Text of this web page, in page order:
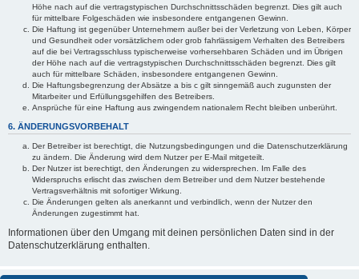
Höhe nach auf die vertragstypischen Durchschnittsschäden begrenzt. Dies gilt auch
für mittelbare Folgeschäden wie insbesondere entgangenen Gewinn.
Die Haftung ist gegenüber Unternehmern außer bei der Verletzung von Leben, Körper
und Gesundheit oder vorsätzlichem oder grob fahrlässigem Verhalten des Betreibers
auf die bei Vertragsschluss typischerweise vorhersehbaren Schäden und im Übrigen
der Höhe nach auf die vertragstypischen Durchschnittsschäden begrenzt. Dies gilt
auch für mittelbare Schäden, insbesondere entgangenen Gewinn.
Die Haftungsbegrenzung der Absätze a bis c gilt sinngemäß auch zugunsten der
Mitarbeiter und Erfüllungsgehilfen des Betreibers.
Ansprüche für eine Haftung aus zwingendem nationalem Recht bleiben unberührt.
6. ÄNDERUNGSVORBEHALT
Der Betreiber ist berechtigt, die Nutzungsbedingungen und die Datenschutzerklärung
zu ändern. Die Änderung wird dem Nutzer per E-Mail mitgeteilt.
Der Nutzer ist berechtigt, den Änderungen zu widersprechen. Im Falle des
Widerspruchs erlischt das zwischen dem Betreiber und dem Nutzer bestehende
Vertragsverhältnis mit sofortiger Wirkung.
Die Änderungen gelten als anerkannt und verbindlich, wenn der Nutzer den
Änderungen zugestimmt hat.
Informationen über den Umgang mit deinen persönlichen Daten sind in der
Datenschutzerklärung enthalten.